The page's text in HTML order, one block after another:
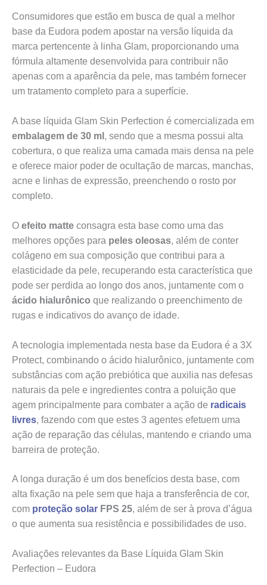
Consumidores que estão em busca de qual a melhor
base da Eudora podem apostar na versão líquida da
marca pertencente à linha Glam, proporcionando uma
fórmula altamente desenvolvida para contribuir não
apenas com a aparência da pele, mas também fornecer
um tratamento completo para a superfície.
A base líquida Glam Skin Perfection é comercializada em
embalagem de 30 ml , sendo que a mesma possui alta
cobertura, o que realiza uma camada mais densa na pele
e oferece maior poder de ocultação de marcas, manchas,
acne e linhas de expressão, preenchendo o rosto por
completo.
O efeito matte consagra esta base como uma das
melhores opções para peles oleosas, além de conter
colágeno em sua composição que contribui para a
elasticidade da pele, recuperando esta característica que
pode ser perdida ao longo dos anos, juntamente com o
ácido hialurônico que realizando o preenchimento de
rugas e indicativos do avanço de idade.
A tecnologia implementada nesta base da Eudora é a 3X
Protect, combinando o ácido hialurônico, juntamente com
substâncias com ação prebiótica que auxilia nas defesas
naturais da pele e ingredientes contra a poluição que
agem principalmente para combater a ação de radicais
livres, fazendo com que estes 3 agentes efetuem uma
ação de reparação das células, mantendo e criando uma
barreira de proteção.
A longa duração é um dos benefícios desta base, com
alta fixação na pele sem que haja a transferência de cor,
com proteção solar FPS 25, além de ser à prova d’água
o que aumenta sua resistência e possibilidades de uso.
Avaliações relevantes da Base Líquida Glam Skin
Perfection – Eudora